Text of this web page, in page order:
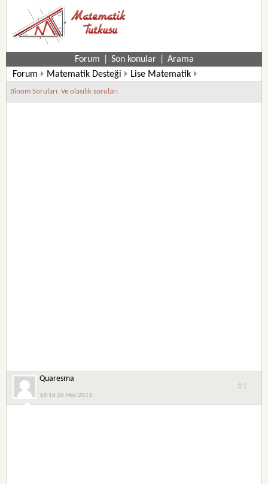
Forum Son konular
Arama
Forum
Matematik Desteği
Lise Matematik
10. Sınıf Matematik Soruları
Binom Soruları  Ve olasılık soruları
Quaresma
18:16 26 Mar 2011
#1